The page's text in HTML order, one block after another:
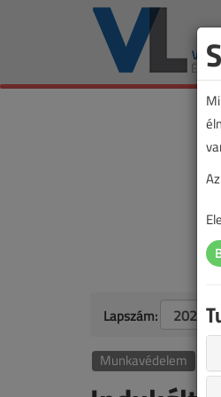
Lapszám:
Munkavédelem